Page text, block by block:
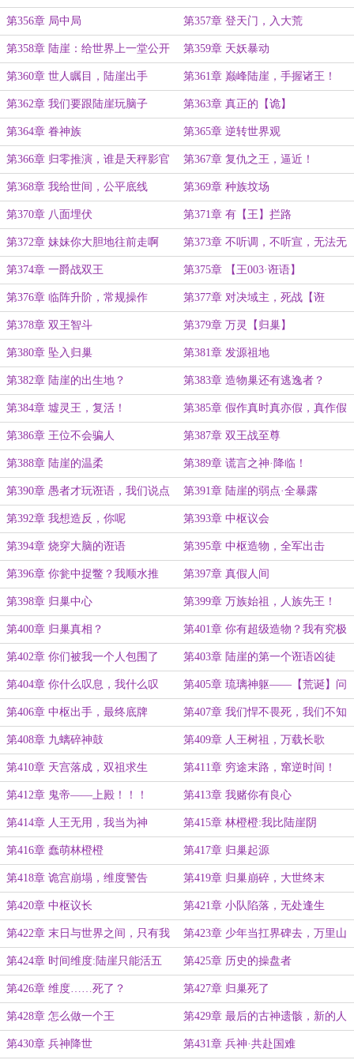
第356章 局中局 第357章 登天门，入大荒
第358章 陆崖：给世界上一堂公开
课
第359章 天妖暴动
第360章 世人瞩目，陆崖出手 第361章 巅峰陆崖，手握诸王！
第362章 我们要跟陆崖玩脑子 第363章 真正的【诡】
第364章 眷神族 第365章 逆转世界观
第366章 归零推演，谁是天秤影官 第367章 复仇之王，逼近！
第368章 我给世间，公平底线 第369章 种族坟场
第370章 八面埋伏 第371章 有【王】拦路
第372章 妹妹你大胆地往前走啊 第373章 不听调，不听宣，无法无
天樊无赦
第374章 一爵战双王 第375章 【王003·诳语】
第376章 临阵升阶，常规操作 第377章 对决域主，死战【诳
语】！
第378章 双王智斗 第379章 万灵【归巢】
第380章 坠入归巢 第381章 发源祖地
第382章 陆崖的出生地？ 第383章 造物巢还有逃逸者？
第384章 墟灵王，复活！ 第385章 假作真时真亦假，真作假
时假亦真
第386章 王位不会骗人 第387章 双王战至尊
第388章 陆崖的温柔 第389章 谎言之神·降临！
第390章 愚者才玩诳语，我们说点
真话
第391章 陆崖的弱点·全暴露
第392章 我想造反，你呢 第393章 中枢议会
第394章 烧穿大脑的诳语 第395章 中枢造物，全军出击
第396章 你瓮中捉鳖？我顺水推
舟！
第397章 真假人间
第398章 归巢中心 第399章 万族始祖，人族先王！
第400章 归巢真相？ 第401章 你有超级造物？我有究极
造物！
第402章 你们被我一个人包围了 第403章 陆崖的第一个诳语凶徒
第404章 你什么叹息，我什么叹
息？
第405章 琉璃神躯——【荒诞】问
世
第406章 中枢出手，最终底牌 第407章 我们悍不畏死，我们不知
死活
第408章 九螭碎神鼓 第409章 人王树祖，万载长歌
第410章 天宫落成，双祖求生 第411章 穷途末路，窜逆时间！
第412章 鬼帝——上殿！！！ 第413章 我赌你有良心
第414章 人王无用，我当为神 第415章 林橙橙:我比陆崖阴
第416章 蠢萌林橙橙 第417章 归巢起源
第418章 诡宫崩塌，维度警告 第419章 归巢崩碎，大世终末
第420章 中枢议长 第421章 小队陷落，无处逢生
第422章 末日与世界之间，只有我
们
第423章 少年当扛界碑去，万里山
河入我疆
第424章 时间维度:陆崖只能活五
年？
第425章 历史的操盘者
第426章 维度……死了？ 第427章 归巢死了
第428章 怎么做一个王 第429章 最后的古神遗骸，新的人
皇枯骨
第430章 兵神降世 第431章 兵神·共赴国难